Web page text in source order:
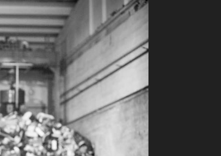
MARKETS, AWARDS
Film Festival Rotterdam
Berlin
Cannes
Festival - Bio to B Industry
Festival
d’Arte
Venezia
Film Festival
di Roma
Festival